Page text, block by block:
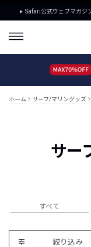
Safari公式ウェブマガジ
ホーム サーフ/マリングッズ
サー
すべて
絞り込み